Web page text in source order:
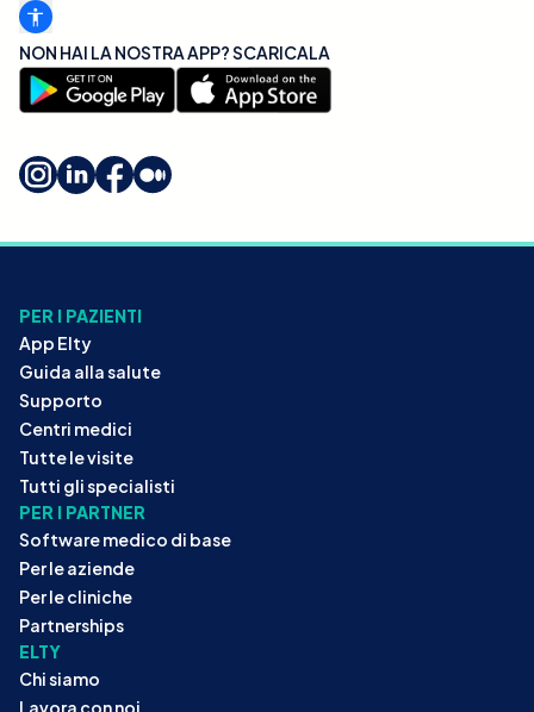
NON HAI LA NOSTRA APP? SCARICALA
PER I PAZIENTI
App Elty
Guida alla salute
Supporto
Centri medici
Tutte le visite
Tutti gli specialisti
PER I PARTNER
Software medico di base
Per le aziende
Per le cliniche
Partnerships
ELTY
Chi siamo
Lavora con noi